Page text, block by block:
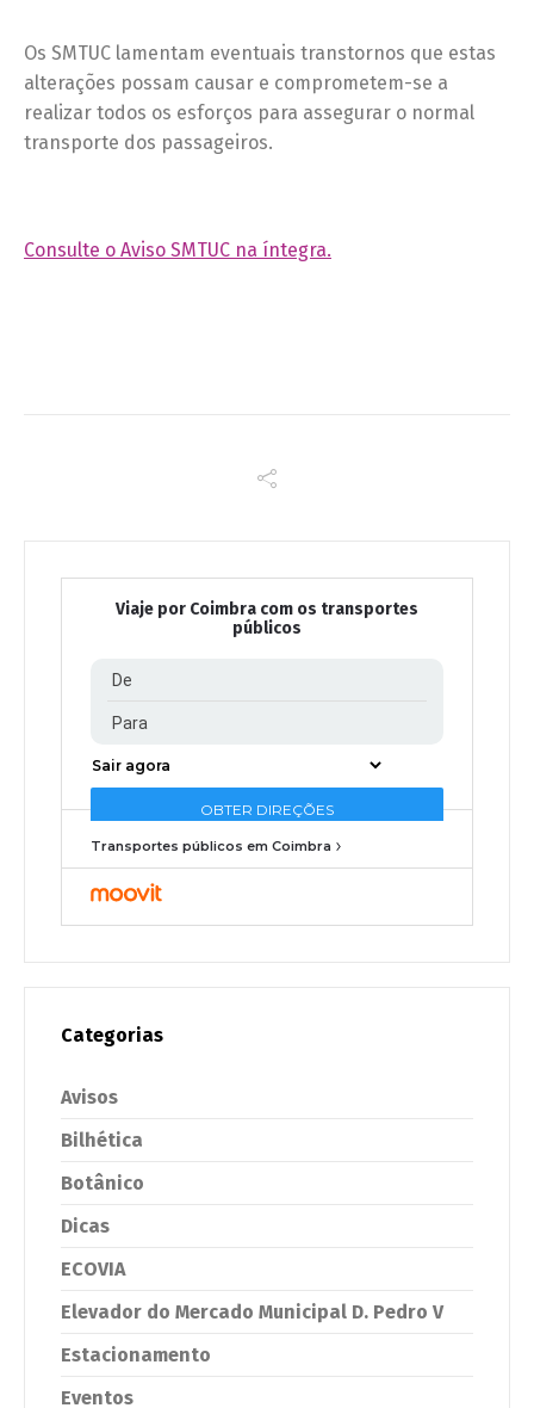
Os SMTUC lamentam eventuais transtornos que estas
alterações possam causar e comprometem-se a
realizar todos os esforços para assegurar o normal
transporte dos passageiros.
Consulte o Aviso SMTUC na íntegra.
Viaje por Coimbra com os transportes
públicos
Transportes públicos em Coimbra
Categorias
Avisos
Bilhética
Botânico
Dicas
ECOVIA
Elevador do Mercado Municipal D. Pedro V
Estacionamento
Eventos